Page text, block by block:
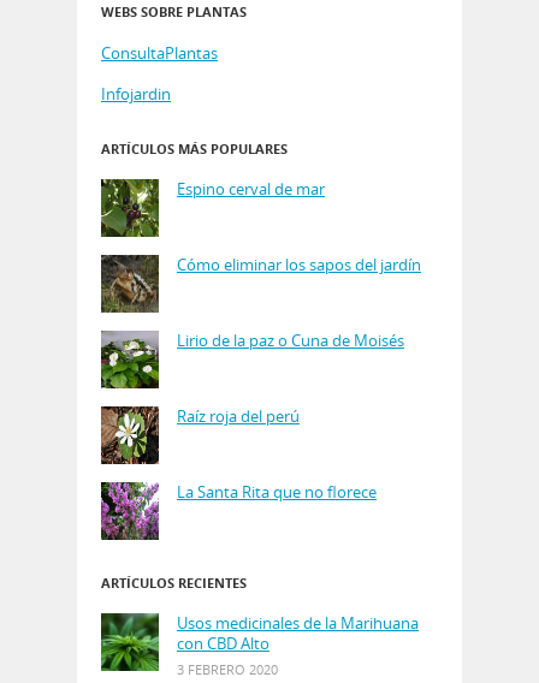
WEBS SOBRE PLANTAS
ConsultaPlantas
Infojardin
ARTÍCULOS MÁS POPULARES
Espino cerval de mar
Cómo eliminar los sapos del jardín
Lirio de la paz o Cuna de Moisés
Raíz roja del perú
La Santa Rita que no florece
ARTÍCULOS RECIENTES
Usos medicinales de la Marihuana
con CBD Alto
3 FEBRERO 2020